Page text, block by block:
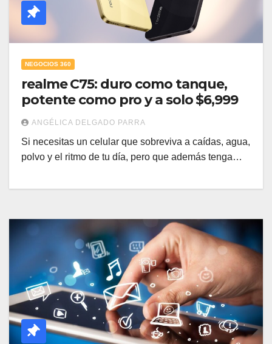
NEGOCIOS 360
realme C75: duro como tanque,
potente como pro y a solo $6,999
ANGÉLICA DELGADO PARRA
Si necesitas un celular que sobreviva a caídas, agua,
polvo y el ritmo de tu día, pero que además tenga…